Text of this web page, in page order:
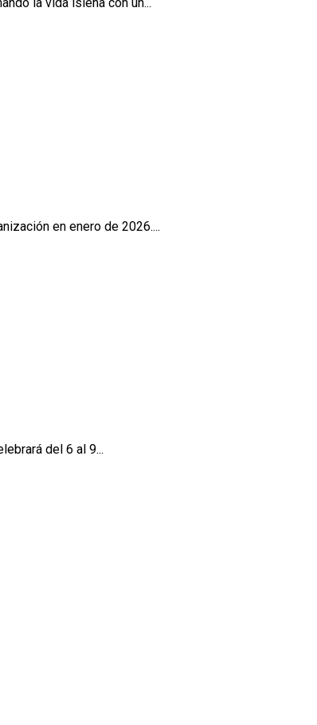
la vida isleña con un...
en enero de 2026....
del 6 al 9...